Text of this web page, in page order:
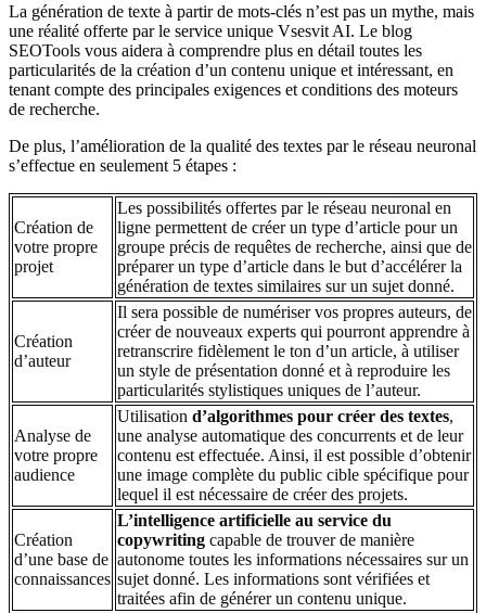
La génération de texte à partir de mots-clés n’est pas un mythe, mais
une réalité offerte par le service unique Vsesvit AI. Le blog
SEOTools vous aidera à comprendre plus en détail toutes les
particularités de la création d’un contenu unique et intéressant, en
tenant compte des principales exigences et conditions des moteurs
de recherche.
De plus, l’amélioration de la qualité des textes par le réseau neuronal
s’effectue en seulement 5 étapes :
Création de
votre propre
projet
Les possibilités offertes par le réseau neuronal en
ligne permettent de créer un type d’article pour un
groupe précis de requêtes de recherche, ainsi que de
préparer un type d’article dans le but d’accélérer la
génération de textes similaires sur un sujet donné.
Création
d’auteur
Il sera possible de numériser vos propres auteurs, de
créer de nouveaux experts qui pourront apprendre à
retranscrire fidèlement le ton d’un article, à utiliser
un style de présentation donné et à reproduire les
particularités stylistiques uniques de l’auteur.
Analyse de
votre propre
audience
Utilisation d’algorithmes pour créer des textes,
une analyse automatique des concurrents et de leur
contenu est effectuée. Ainsi, il est possible d’obtenir
une image complète du public cible spécifique pour
lequel il est nécessaire de créer des projets.
Création
d’une base de
connaissances
L’intelligence artificielle au service du
copywriting capable de trouver de manière
autonome toutes les informations nécessaires sur un
sujet donné. Les informations sont vérifiées et
traitées afin de générer un contenu unique.